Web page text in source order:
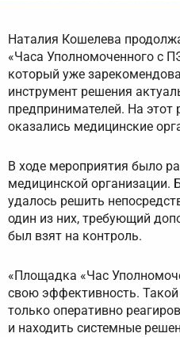
Наталия Кошелева
«Часа Уполномоченного с
который уже
инструмент решения
предпринимателей. На этот
оказались медицинские
В ходе мероприятия было
медицинской организации.
удалось решить
один из них, требующий
был взят на контроль.
«Площадка «Час
свою эффективность.
только оперативно
и находить системные